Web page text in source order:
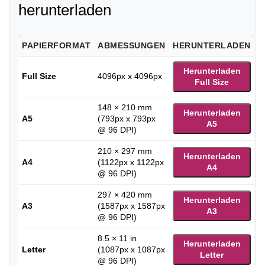
herunterladen
PAPIERFORMAT ABMESSUNGEN HERUNTERLADEN
Full Size 4096px x 4096px
Herunterladen
Full Size
A5
148 × 210 mm
(793px x 793px
@ 96 DPI)
Herunterladen
A5
A4
210 × 297 mm
(1122px x 1122px
@ 96 DPI)
Herunterladen
A4
A3
297 × 420 mm
(1587px x 1587px
@ 96 DPI)
Herunterladen
A3
Letter
8.5 × 11 in
(1087px x 1087px
@ 96 DPI)
Herunterladen
Letter